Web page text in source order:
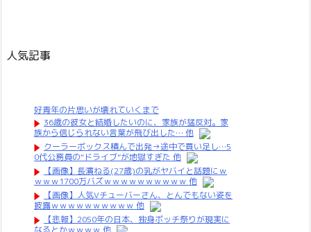
人気記事
好青年の片思いが壊れていくまで
36歳の彼女と結婚したいのに、家族が猛反対。家
族から信じられない言葉が飛び出した… 他
クーラーボックス積んで出発→途中で買い足し…5
0代公務員の“ドライブ”が地獄すぎた 他
【画像】長濱ねる(27歳)の乳がヤバイと話題にｗ
ｗｗｗ1700万バズｗｗｗｗｗｗｗｗｗｗ 他
【画像】人気Vチューバーさん、とんでもない姿を
披露ｗｗｗｗｗｗｗｗｗｗ 他
【悲報】2050年の日本、独身ボッチ祭りが現実に
なるとかｗｗｗｗ 他